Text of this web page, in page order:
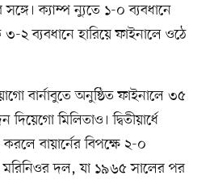
ক্যাম্প ন্যুতে ১-০ ব্যবধানে
২ ব্যবধানে হারিয়ে ফাইনালে ওঠে
বার্নাবুতে অনুষ্ঠিত ফাইনালে ৩৫
দিয়েগো মিলিতাও। দ্বিতীয়ার্ধে
বায়ার্নের বিপক্ষে ২-০
দল, যা ১৯৬৫ সালের পর